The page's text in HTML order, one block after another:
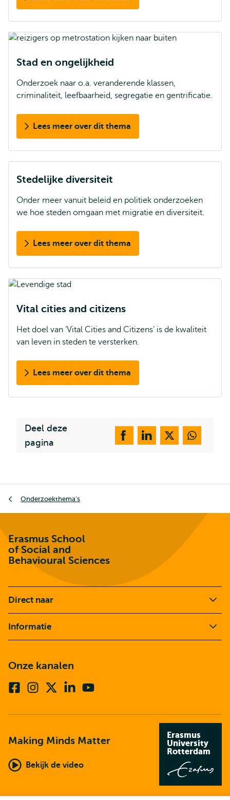
Stad en ongelijkheid
Onderzoek naar o.a. veranderende klassen,
criminaliteit, leefbaarheid, segregatie en gentrificatie.
Lees meer over dit thema
Stedelijke diversiteit
Onder meer vanuit beleid en politiek onderzoeken
we hoe steden omgaan met migratie en diversiteit.
Lees meer over dit thema
Vital cities and citizens
Het doel van ‘Vital Cities and Citizens’ is de kwaliteit
van leven in steden te versterken.
Lees meer over dit thema
Deel deze
pagina
Onderzoekthema's
Erasmus School
of Social and
Behavioural Sciences
Direct naar
Informatie
Onze kanalen
FacebookInstagram
twitter)
Linkedin
Making Minds Matter
Bekijk de video
Erasmus
University
Rotterdam